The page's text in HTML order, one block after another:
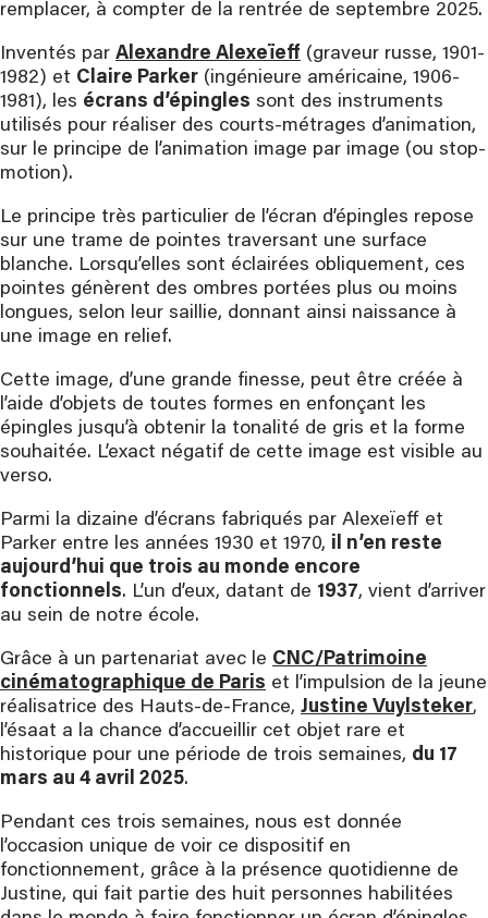
remplacer, à compter de la rentrée de septembre 2025.
Inventés par Alexandre Alexeïeff (graveur russe, 1901-
1982) et Claire Parker (ingénieure américaine, 1906-
1981), les écrans d’épingles sont des instruments
utilisés pour réaliser des courts-métrages d’animation,
sur le principe de l’animation image par image (ou stop-
motion).
Le principe très particulier de l’écran d’épingles repose
sur une trame de pointes traversant une surface
blanche. Lorsqu’elles sont éclairées obliquement, ces
pointes génèrent des ombres portées plus ou moins
longues, selon leur saillie, donnant ainsi naissance à
une image en relief.
Cette image, d’une grande finesse, peut être créée à
l’aide d’objets de toutes formes en enfonçant les
épingles jusqu’à obtenir la tonalité de gris et la forme
souhaitée. L’exact négatif de cette image est visible au
verso.
Parmi la dizaine d’écrans fabriqués par Alexeïeff et
Parker entre les années 1930 et 1970, il n’en reste
aujourd’hui que trois au monde encore
fonctionnels. L’un d’eux, datant de 1937, vient d’arriver
au sein de notre école.
Grâce à un partenariat avec le CNC/Patrimoine
cinématographique de Paris et l’impulsion de la jeune
réalisatrice des Hauts-de-France, Justine Vuylsteker,
l’ésaat a la chance d’accueillir cet objet rare et
historique pour une période de trois semaines, du 17
mars au 4 avril 2025.
Pendant ces trois semaines, nous est donnée
l’occasion unique de voir ce dispositif en
fonctionnement, grâce à la présence quotidienne de
Justine, qui fait partie des huit personnes habilitées